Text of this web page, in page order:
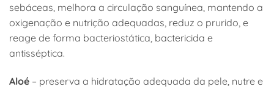
sebáceas, melhora a circulação sanguínea, mantendo a
oxigenação e nutrição adequadas, reduz o prurido, e
reage de forma bacteriostática, bactericida e
antisséptica.
Aloé – preserva a hidratação adequada da pele, nutre e